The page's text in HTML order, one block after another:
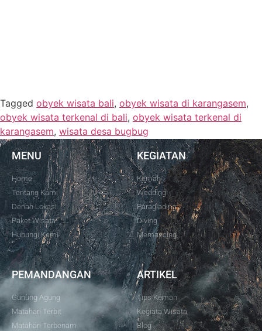
Tagged obyek wisata bali, obyek wisata di karangasem,
obyek wisata terkenal di bali, obyek wisata terkenal di
karangasem, wisata desa bugbug
MENU
Home
Tentang Kami
Denah Lokasi
Paket Wisata
Hubungi Kami
KEGIATAN
Kemah
Wedding
Paraglading
Diving
Memancing
PEMANDANGAN
Gunung Agung
Matahari Terbit
Matahari Terbenam
ARTIKEL
Tips Kemah
Kegiata Wisata
Blog